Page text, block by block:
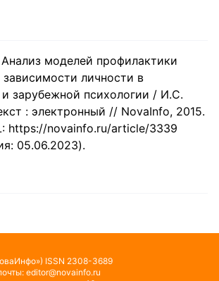
моделей профилактики
зависимости личности в
и зарубежной психологии / И.С.
: электронный // NovaInfo, 2015.
novainfo.ru/article/3339
05.06.2023).
ISSN 2308-3689
editor@novainfo.ru